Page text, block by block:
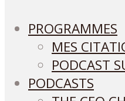
PROGRAMMES
MES
PODCAST
PODCASTS